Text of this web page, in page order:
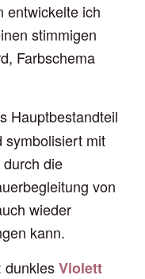
entwickelte ich
stimmigen
Farbschema
Hauptbestandteil
symbolisiert mit
die
von
wieder
kann.
dunklesViolett